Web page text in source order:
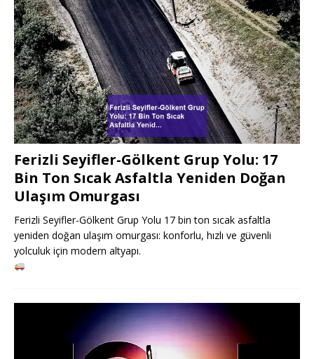
Ferizli Seyifler-Gölkent Grup Yolu: 17
Bin Ton Sıcak Asfaltla Yeniden Doğan
Ulaşım Omurgası
Ferizli Seyifler-Gölkent Grup Yolu 17 bin ton sıcak asfaltla
yeniden doğan ulaşım omurgası: konforlu, hızlı ve güvenli
yolculuk için modern altyapı.